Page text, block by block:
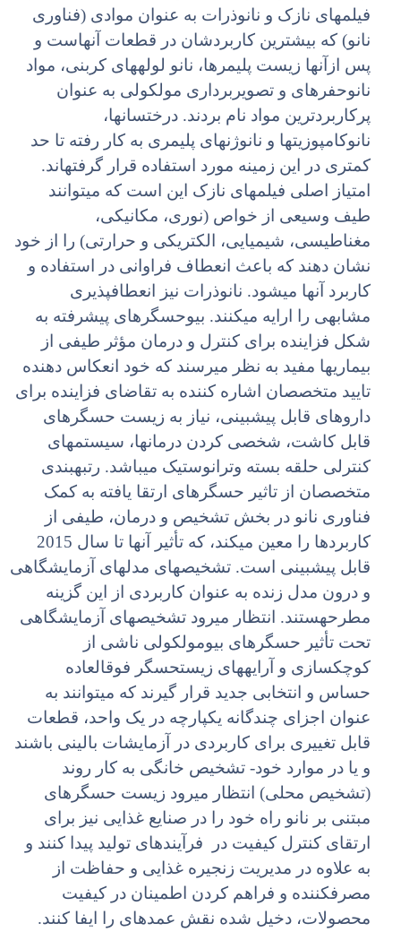
فیلمهای نازک و نانوذرات به عنوان موادی (فناوری
نانو) که بیشترین کاربردشان در قطعات آنهاست و
پس ازآنها زیست پلیمرها، نانو لولههای کربنی، مواد
نانوحفرهای و تصویربرداری مولکولی به عنوان
پرکاربردترین مواد نام بردند. درختسانها،
نانوکامپوزیتها و نانوژنهای پلیمری به کار رفته تا حد
کمتری در این زمینه مورد استفاده قرار گرفتهاند.
امتیاز اصلی فیلمهای نازک این است که میتوانند
طیف وسیعی از خواص (نوری، مکانیکی،
مغناطیسی، شیمیایی، الکتریکی و حرارتی) را از خود
نشان دهند که باعث انعطاف فراوانی در استفاده و
کاربرد آنها میشود. نانوذرات نیز انعطافپذیری
مشابهی را ارایه میکنند. بیوحسگرهای پیشرفته به
شکل فزاینده برای کنترل و درمان مؤثر طیفی از
بیماریها مفید به نظر میرسند که خود انعکاس دهنده
تایید متخصصان اشاره کننده به تقاضای فزاینده برای
داروهای قابل پیشبینی، نیاز به زیست حسگرهای
قابل کاشت، شخصی کردن درمانها، سیستمهای
کنترلی حلقه بسته وترانوستیک میباشد. رتبهبندی
متخصصان از تاثیر حسگرهای ارتقا یافته به کمک
فناوری نانو در بخش تشخیص و درمان، طیفی از
کاربردها را معین میکند، که تأثیر آنها تا سال 2015
قابل پیشبینی است. تشخیصهای مدلهای آزمایشگاهی
و درون مدل زنده به عنوان کاربردی از این گزینه
مطرحهستند. انتظار میرود تشخیصهای آزمایشگاهی
تحت تأثیر حسگرهای بیومولکولی ناشی از
کوچکسازی و آرایههای زیستحسگر فوقالعاده
حساس و انتخابی جدید قرار گیرند که میتوانند به
عنوان اجزای چندگانه یکپارچه در یک واحد، قطعات
قابل تغییری برای کاربردی در آزمایشات بالینی باشند
و یا در موارد خود- تشخیص خانگی به کار روند
(تشخیص محلی) انتظار میرود زیست حسگرهای
مبتنی بر نانو راه خود را در صنایع غذایی نیز برای
ارتقای کنترل کیفیت در فرآیندهای تولید پیدا کنند و
به علاوه در مدیریت زنجیره غذایی و حفاظت از
مصرفکننده و فراهم کردن اطمینان در کیفیت
محصولات، دخیل شده نقش عمدهای را ایفا کنند.